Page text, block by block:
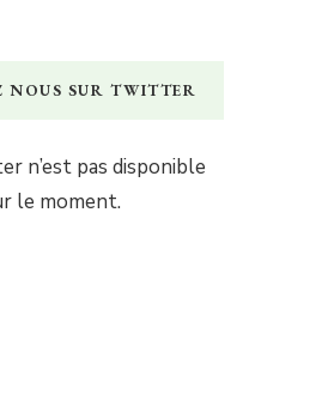
NOUS SUR TWITTER
n’est pas disponible
le moment.